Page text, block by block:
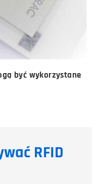
być wykorzystane
RFID